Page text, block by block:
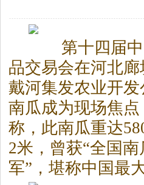
第十四届中
品交易会在河北
戴河集发农业开
南瓜成为现场焦点
称，此南瓜重达
2米，曾获“全国
军”，堪称中国最